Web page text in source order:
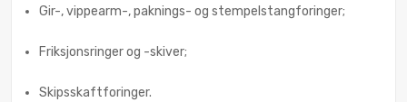
Gir-, vippearm-, paknings- og stempelstangforinger;
Friksjonsringer og -skiver;
Skipsskaftforinger.